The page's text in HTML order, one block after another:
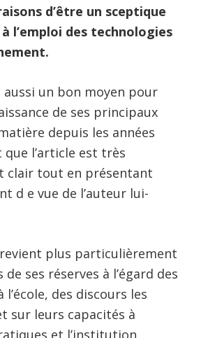
d’être un sceptique
l’emploi des technologies
un bon moyen pour
de ses principaux
depuis les années
que l’article est très
clair tout en présentant
d e vue de l’auteur lui-
plus particulièrement
ses réserves à l’égard des
des discours les
sur leurs capacités à
et l’institution